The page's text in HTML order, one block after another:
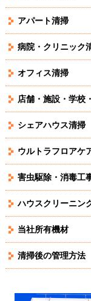
アパート清掃
病院・クリニック
オフィス清掃
店舗・施設・学校
シェアハウス清掃
ウルトラフロアケ
害虫駆除・消毒工
ハウスクリーニン
当社所有機材
清掃後の管理方法